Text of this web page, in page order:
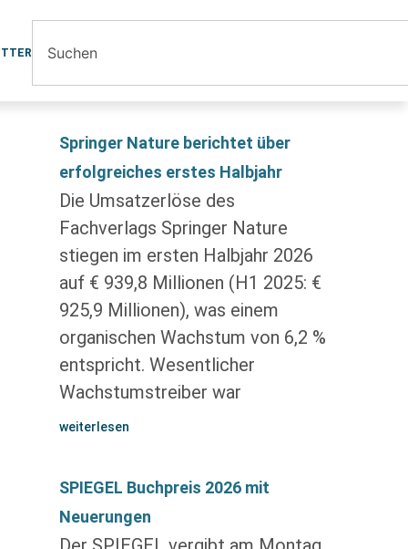
Springer Nature berichtet über
erfolgreiches erstes Halbjahr
Die Umsatzerlöse des
Fachverlags Springer Nature
stiegen im ersten Halbjahr 2026
auf € 939,8 Millionen (H1 2025: €
925,9 Millionen), was einem
organischen Wachstum von 6,2 %
entspricht. Wesentlicher
Wachstumstreiber war
weiterlesen
SPIEGEL Buchpreis 2026 mit
Neuerungen